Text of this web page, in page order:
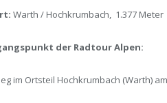
Warth / Hochkrumbach, 1.377 Meter
der Radtour Alpen:
im Ortsteil Hochkrumbach (Warth)